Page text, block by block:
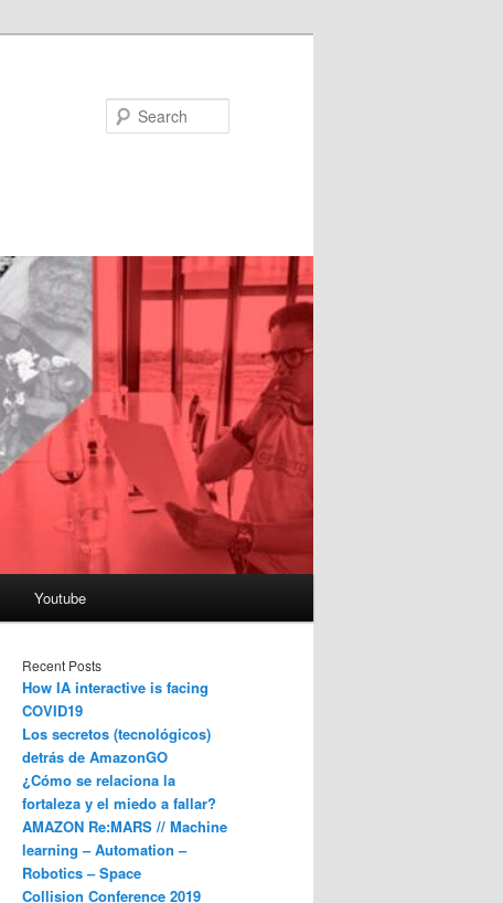
Youtube
Recent Posts
How IA interactive is facing
COVID19
Los secretos (tecnológicos)
detrás de AmazonGO
¿Cómo se relaciona la
fortaleza y el miedo a fallar?
AMAZON Re:MARS // Machine
learning – Automation –
Robotics – Space
Collision Conference 2019